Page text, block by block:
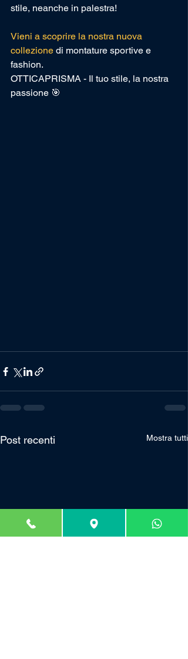
stile, neanche in palestra!
Vieni a scoprire la nostra nuova
collezione di montature sportive e
fashion.
OTTICAPRISMA - Il tuo stile, la nostra
passione 🎯
Post recenti Mostra tutti